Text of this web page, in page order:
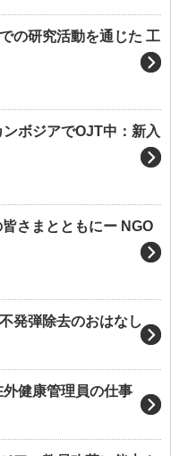
の研究活動を通じた 工
ボジアでOJT中：新入
さまとともにー NGO
発弾除去のおはなし
健康管理員の仕事